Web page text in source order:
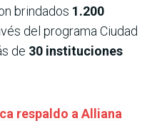
brindados 1.200
del programa Ciudad
de 30 instituciones
respaldo a Alliana